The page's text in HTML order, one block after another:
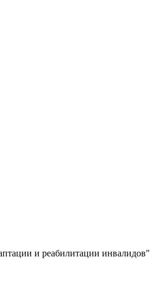
и реабилитации инвалидов"